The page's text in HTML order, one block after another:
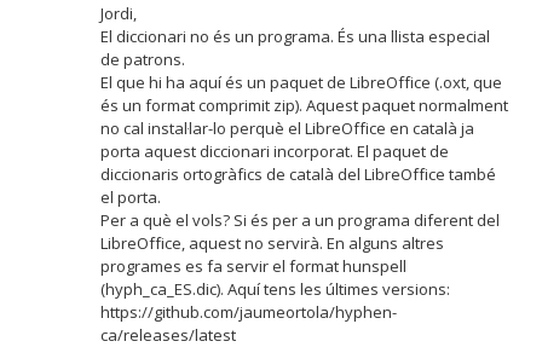
Jordi,
El diccionari no és un programa. És una llista especial
de patrons.
El que hi ha aquí és un paquet de LibreOffice (.oxt, que
és un format comprimit zip). Aquest paquet normalment
no cal instal·lar-lo perquè el LibreOffice en català ja
porta aquest diccionari incorporat. El paquet de
diccionaris ortogràfics de català del LibreOffice també
el porta.
Per a què el vols? Si és per a un programa diferent del
LibreOffice, aquest no servirà. En alguns altres
programes es fa servir el format hunspell
(hyph_ca_ES.dic). Aquí tens les últimes versions:
https://github.com/jaumeortola/hyphen-
ca/releases/latest